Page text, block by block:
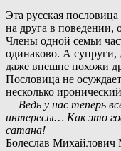
Эта русская
на друга в поведении,
Члены одной семьи
одинаково. А супруги,
даже внешне похожи
Пословица не
несколько
— Ведь у нас теперь
интересы… Как это
сатана!
Болеслав Михайлович